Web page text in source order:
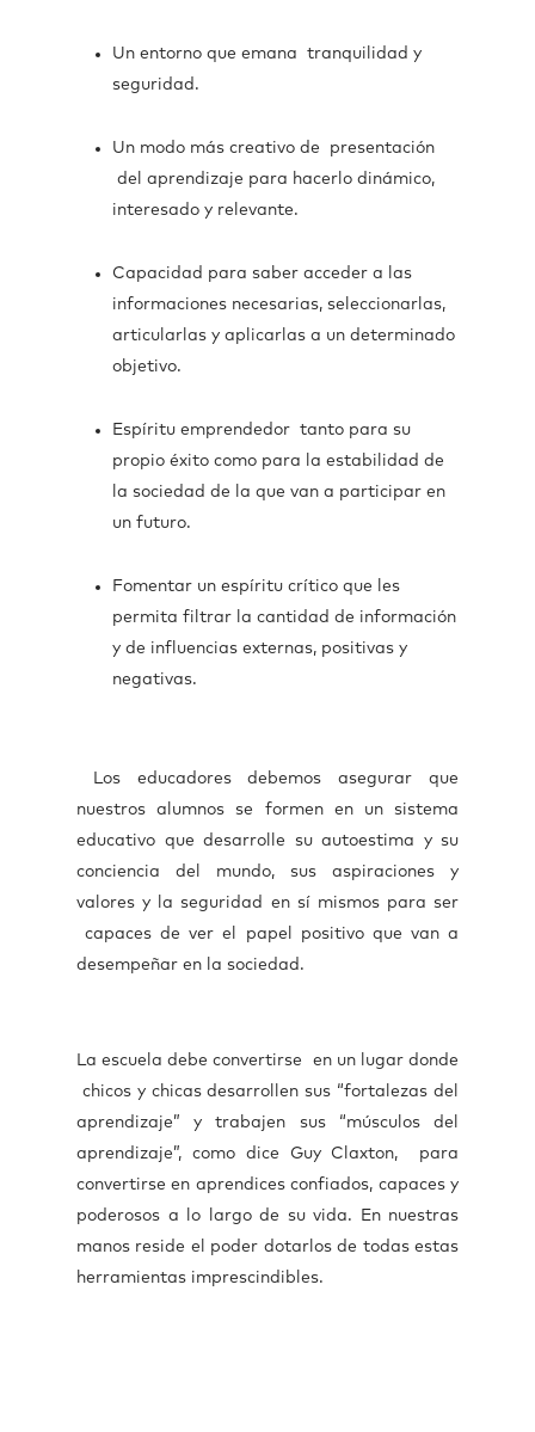
Un entorno que emana tranquilidad y
seguridad.
Un modo más creativo de presentación
del aprendizaje para hacerlo dinámico,
interesado y relevante.
Capacidad para saber acceder a las
informaciones necesarias, seleccionarlas,
articularlas y aplicarlas a un determinado
objetivo.
Espíritu emprendedor tanto para su
propio éxito como para la estabilidad de
la sociedad de la que van a participar en
un futuro.
Fomentar un espíritu crítico que les
permita filtrar la cantidad de información
y de influencias externas, positivas y
negativas.
Los educadores debemos asegurar que
nuestros alumnos se formen en un sistema
educativo que desarrolle su autoestima y su
conciencia del mundo, sus aspiraciones y
valores y la seguridad en sí mismos para ser
capaces de ver el papel positivo que van a
desempeñar en la sociedad.
La escuela debe convertirse en un lugar donde
chicos y chicas desarrollen sus “fortalezas del
aprendizaje” y trabajen sus “músculos del
aprendizaje”, como dice Guy Claxton, para
convertirse en aprendices confiados, capaces y
poderosos a lo largo de su vida. En nuestras
manos reside el poder dotarlos de todas estas
herramientas imprescindibles.